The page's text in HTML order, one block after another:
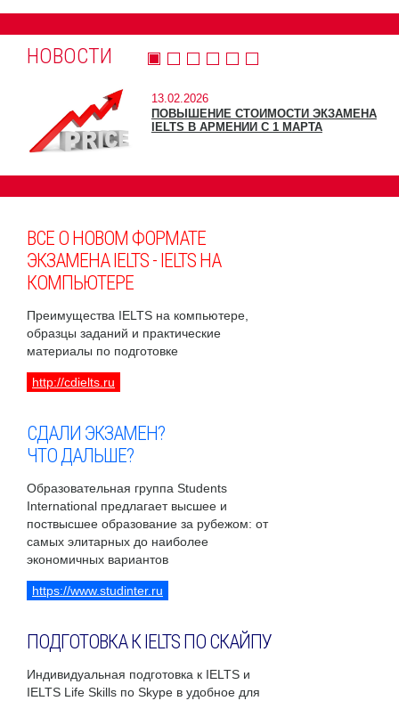
НОВОСТИ
13.02.2026
ПОВЫШЕНИЕ СТОИМОСТИ ЭКЗАМЕНА
IELTS В АРМЕНИИ С 1 МАРТА
ВСЕ О НОВОМ ФОРМАТЕ
ЭКЗАМЕНА IELTS - IELTS НА
КОМПЬЮТЕРЕ
Преимущества IELTS на компьютере,
образцы заданий и практические
материалы по подготовке
http://cdielts.ru
СДАЛИ ЭКЗАМЕН?
ЧТО ДАЛЬШЕ?
Образовательная группа Students
International предлагает высшее и
поствысшее образование за рубежом: от
самых элитарных до наиболее
экономичных вариантов
https://www.studinter.ru
ПОДГОТОВКА К IELTS ПО СКАЙПУ
Индивидуальная подготовка к IELTS и
IELTS Life Skills по Skype в удобное для